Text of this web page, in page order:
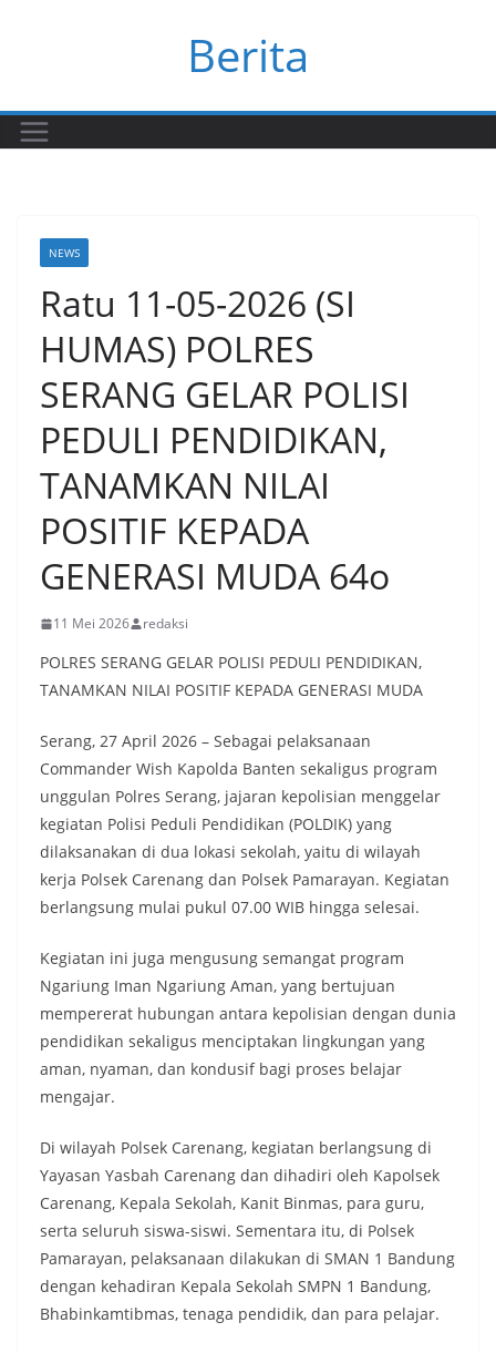
Berita
NEWS
Ratu 11-05-2026 (SI
HUMAS) POLRES
SERANG GELAR POLISI
PEDULI PENDIDIKAN,
TANAMKAN NILAI
POSITIF KEPADA
GENERASI MUDA 64o
11 Mei 2026 redaksi
POLRES SERANG GELAR POLISI PEDULI PENDIDIKAN,
TANAMKAN NILAI POSITIF KEPADA GENERASI MUDA
Serang, 27 April 2026 – Sebagai pelaksanaan
Commander Wish Kapolda Banten sekaligus program
unggulan Polres Serang, jajaran kepolisian menggelar
kegiatan Polisi Peduli Pendidikan (POLDIK) yang
dilaksanakan di dua lokasi sekolah, yaitu di wilayah
kerja Polsek Carenang dan Polsek Pamarayan. Kegiatan
berlangsung mulai pukul 07.00 WIB hingga selesai.
Kegiatan ini juga mengusung semangat program
Ngariung Iman Ngariung Aman, yang bertujuan
mempererat hubungan antara kepolisian dengan dunia
pendidikan sekaligus menciptakan lingkungan yang
aman, nyaman, dan kondusif bagi proses belajar
mengajar.
Di wilayah Polsek Carenang, kegiatan berlangsung di
Yayasan Yasbah Carenang dan dihadiri oleh Kapolsek
Carenang, Kepala Sekolah, Kanit Binmas, para guru,
serta seluruh siswa-siswi. Sementara itu, di Polsek
Pamarayan, pelaksanaan dilakukan di SMAN 1 Bandung
dengan kehadiran Kepala Sekolah SMPN 1 Bandung,
Bhabinkamtibmas, tenaga pendidik, dan para pelajar.